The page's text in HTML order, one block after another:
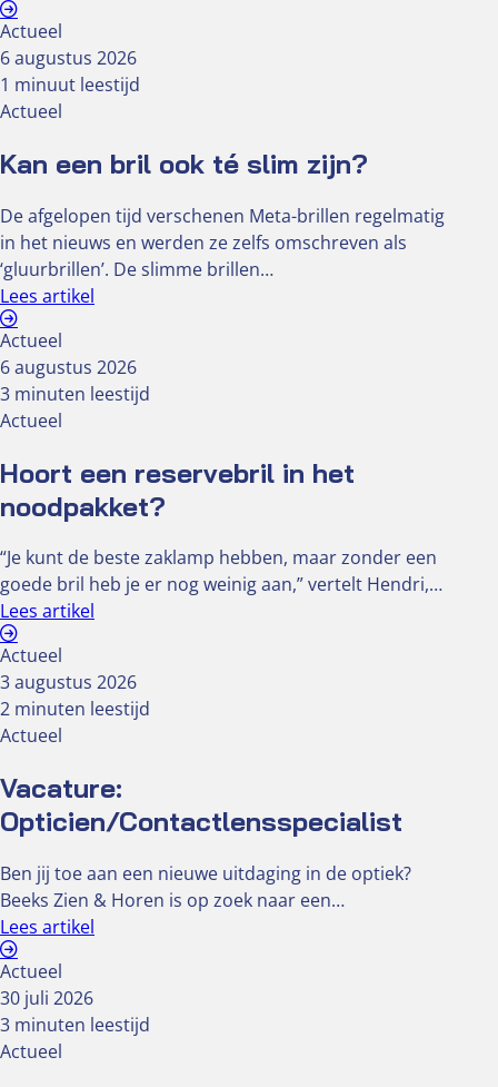
Actueel
6 augustus 2026
1 minuut leestijd
Actueel
Kan een bril ook té slim zijn?
De afgelopen tijd verschenen Meta-brillen regelmatig
in het nieuws en werden ze zelfs omschreven als
‘gluurbrillen’. De slimme brillen…
Lees artikel
Actueel
6 augustus 2026
3 minuten leestijd
Actueel
Hoort een reservebril in het
noodpakket?
“Je kunt de beste zaklamp hebben, maar zonder een
goede bril heb je er nog weinig aan,” vertelt Hendri,…
Lees artikel
Actueel
3 augustus 2026
2 minuten leestijd
Actueel
Vacature:
Opticien/Contactlensspecialist
Ben jij toe aan een nieuwe uitdaging in de optiek?
Beeks Zien & Horen is op zoek naar een…
Lees artikel
Actueel
30 juli 2026
3 minuten leestijd
Actueel